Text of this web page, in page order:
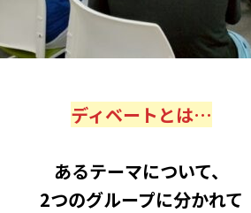
ディベートとは…
あるテーマについて、
2つのグループに分かれて